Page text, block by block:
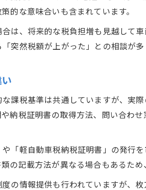
制度変更後の軽貨物税額と管
軽貨物に関する制度変更で変
的な意味合いも含まれています。
は、将来的な税負担増も見越して
突然税額が上がった」との相談が多
課税基準は共通していますが、実
納税証明書の取得方法、問い合わ
「軽自動車税納税証明書」の発行
の記載方法が異なる場合もあるた
の情報提供も行われていますが、